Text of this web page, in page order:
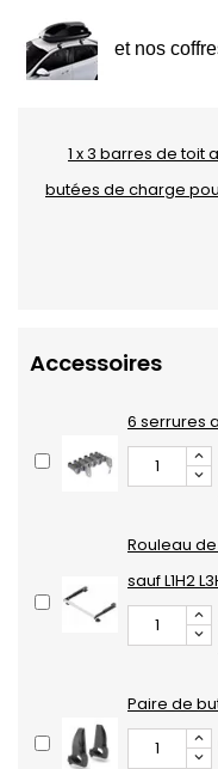
et nos
1 x 3 barres de toit
butées de charge
Accessoires
6 serrures
Rouleau
sauf L1H2
Paire de